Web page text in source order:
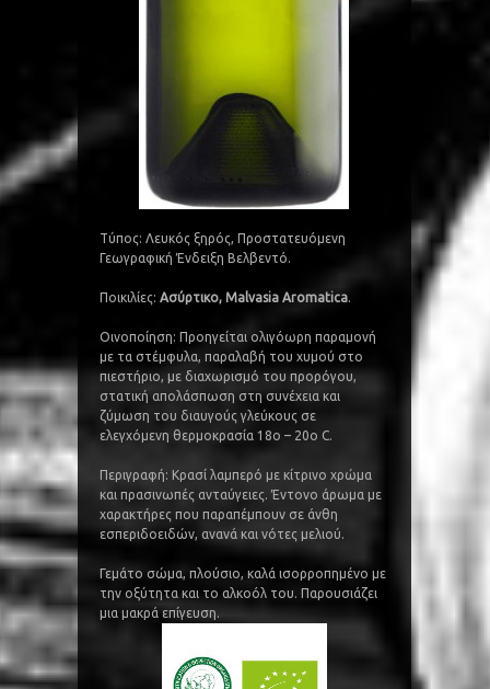
Tύπος: Λευκός ξηρός, Προστατευόµενη
Γεωγραφική Ένδειξη Bελβεντό.
Ποικιλίες: Ασύρτικο, Malvasia Aromatica.
Oινοποίηση: Προηγείται ολιγόωρη παραµονή
µε τα στέµφυλα, παραλαβή του χυµού στο
πιεστήριο, µε διαχωρισµό του προρόγου,
στατική απολάσπωση στη συνέχεια και
ζύµωση του διαυγούς γλεύκους σε
ελεγχόµενη θερµοκρασία 18ο – 20ο C.
Περιγραφή: Κρασί λαµπερό µε κίτρινο χρώµα
και πρασινωπές ανταύγειες. Έντονο άρωµα µε
χαρακτήρες που παραπέµπουν σε άνθη
εσπεριδοειδών, ανανά και νότες µελιού.
Γεµάτο σώµα, πλούσιο, καλά ισορροπηµένο µε
την οξύτητα και το αλκοόλ του. Παρουσιάζει
µια µακρά επίγευση.